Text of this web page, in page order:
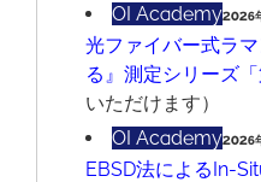
OI Academy2026
光ファイバー式ラ
る』測定シリーズ「
いただけます）
OI Academy2026
EBSD法によるIn-